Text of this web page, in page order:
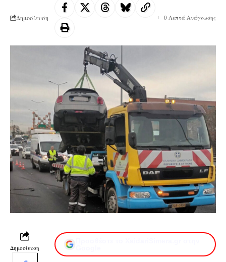
Δημοσίευση 0 Λεπτά Ανάγνωσης
Δημοσίευση